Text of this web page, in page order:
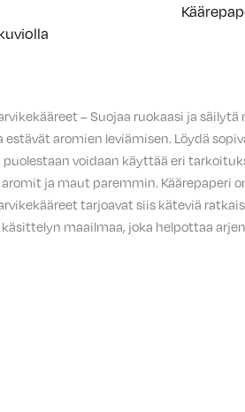
– Suojaa ruokaasi ja
estävät aromien leviämisen. Löydä
voidaan käyttää eri
ja maut paremmin. Käärepaperi
tarjoavat siis käteviä
maailmaa, joka helpottaa